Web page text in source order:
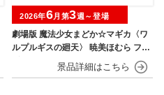
劇場版 魔法少女まどか☆マギカ〈ワ
ルプルギスの廻天〉 暁美ほむら フィ
2026年6月第3週～登場